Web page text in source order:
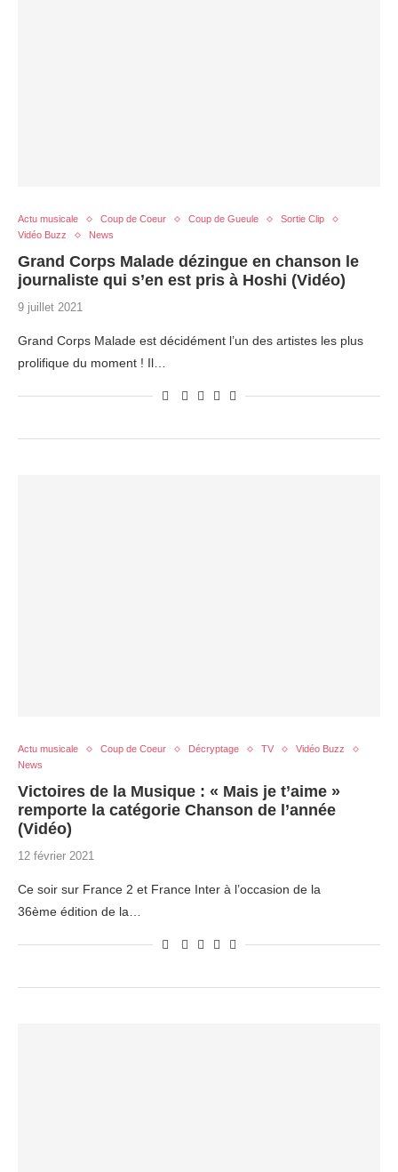
Actu musicale Coup de Coeur Coup de Gueule
Sortie Clip
Vidéo Buzz
News
Grand Corps Malade dézingue en chanson le
journaliste qui s’en est pris à Hoshi (Vidéo)
9 juillet 2021
Grand Corps Malade est décidément l’un des artistes les plus
prolifique du moment ! Il…
Actu musicale Coup de Coeur Décryptage TV
Vidéo Buzz
News
Victoires de la Musique : « Mais je t’aime »
remporte la catégorie Chanson de l’année
(Vidéo)
12 février 2021
Ce soir sur France 2 et France Inter à l’occasion de la
36ème édition de la…